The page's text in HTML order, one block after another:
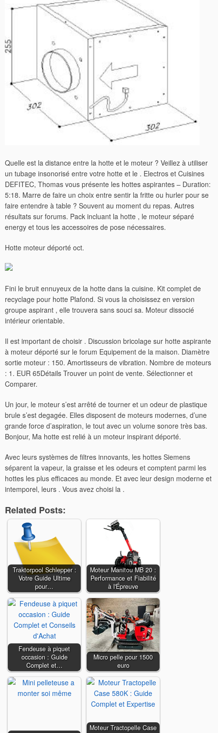
Quelle est la distance entre la hotte et le moteur ? Veillez à utiliser
un tubage insonorisé entre votre hotte et le . Electros et Cuisines
DEFITEC, Thomas vous présente les hottes aspirantes – Duration:
5:18. Marre de faire un choix entre sentir la fritte ou hurler pour se
faire entendre à table ? Souvent au moment du repas. Autres
résultats sur forums. Pack incluant la hotte , le moteur séparé
energy et tous les accessoires de pose nécessaires.
Hotte moteur déporté oct.
Fini le bruit ennuyeux de la hotte dans la cuisine. Kit complet de
recyclage pour hotte Plafond. Si vous la choisissez en version
groupe aspirant , elle trouvera sans souci sa. Moteur dissocié
intérieur orientable.
Il est important de choisir . Discussion bricolage sur hotte aspirante
à moteur déporté sur le forum Equipement de la maison. Diamètre
sortie moteur : 150. Amortisseurs de vibration. Nombre de moteurs
: 1. EUR 65Détails Trouver un point de vente. Sélectionner et
Comparer.
Un jour, le moteur s’est arrêté de tourner et un odeur de plastique
brule s’est degagée. Elles disposent de moteurs modernes, d’une
grande force d’aspiration, le tout avec un volume sonore très bas.
Bonjour, Ma hotte est relié à un moteur inspirant déporté.
Avec leurs systèmes de filtres innovants, les hottes Siemens
séparent la vapeur, la graisse et les odeurs et comptent parmi les
hottes les plus efficaces au monde. Et avec leur design moderne et
intemporel, leurs . Vous avez choisi la .
Related Posts:
Traktorpool Schlepper :
Votre Guide Ultime
pour…
Moteur Manitou MB 20 :
Performance et Fiabilité
à l'Épreuve
Fendeuse à piquet
occasion : Guide
Complet et…
Micro pelle pour 1500
euro
Moteur Tractopelle Case